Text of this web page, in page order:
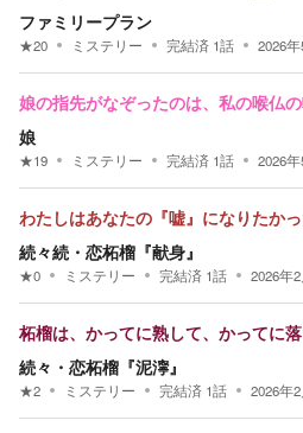
ファミリープラン
★20 ミステリー 完結済 1話 2026
娘の指先がなぞったのは、私の喉仏の
娘
★19 ミステリー 完結済 1話 2026
わたしはあなたの『嘘』になりたか
続々続・恋柘榴『献身』
★0 ミステリー 完結済 1話 2026年
柘榴は、かってに熟して、かってに
続々・恋柘榴『泥濘』
★2 ミステリー 完結済 1話 2026年